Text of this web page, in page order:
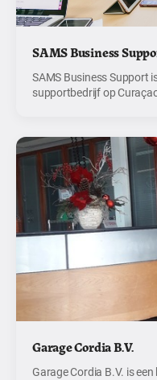
SAMS Business
SAMS Business Support
supportbedrijf op
Garage Cordia B.V.
Garage Cordia B.V. is